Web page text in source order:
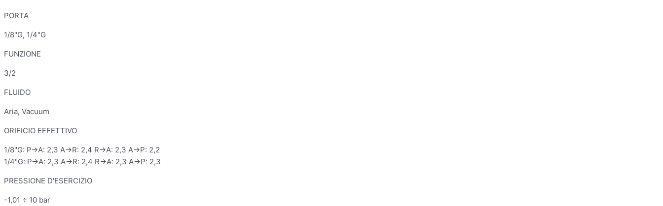
PORTA
1/8"G, 1/4"G
FUNZIONE
3/2
FLUIDO
Aria, Vacuum
ORIFICIO EFFETTIVO
1/8"G: P→A: 2,3 A→R: 2,4 R→A: 2,3 A→P: 2,2
1/4"G: P→A: 2,3 A→R: 2,4 R→A: 2,3 A→P: 2,3
PRESSIONE D'ESERCIZIO
-1,01 ÷ 10 bar